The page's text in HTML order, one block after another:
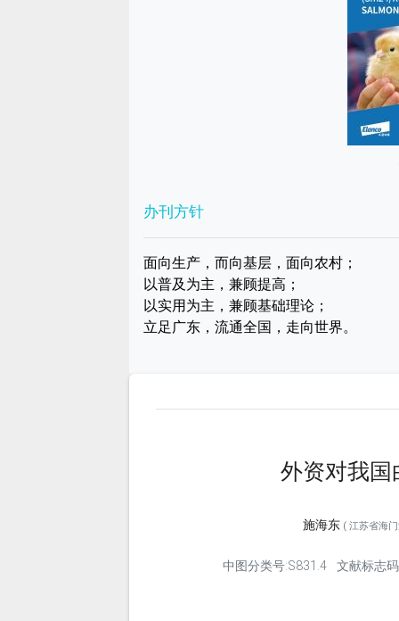
办刊方针
面向生产，而向基层，面向农村；
以普及为主，兼顾提高；
以实用为主，兼顾基础理论；
立足广东，流通全国，走向世界。
外资对我国
施海东 ( 江苏省海
中图分类号:S831.4 文献标志